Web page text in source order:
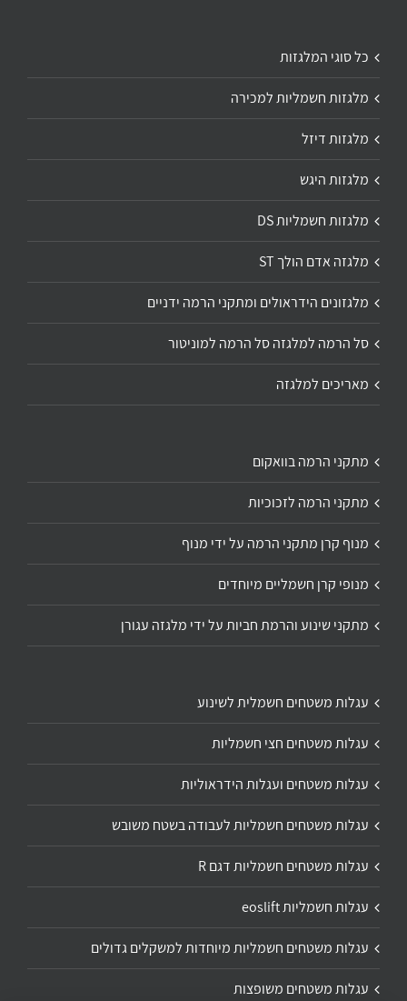
כל סוגי המלגזות
מלגזות חשמליות למכירה
מלגזות דיזל
מלגזות היגש
מלגזות חשמליות DS
מלגזה אדם הולך ST
מלגזונים הידראולים ומתקני הרמה ידניים
סל הרמה למלגזה סל הרמה למוניטור
מאריכים למלגזה
מתקני הרמה בוואקום
מתקני הרמה לזכוכיות
מנוף קרן מתקני הרמה על ידי מנוף
מנופי קרן חשמליים מיוחדים
מתקני שינוע והרמת חביות על ידי מלגזה עגורן
עגלות משטחים חשמלית לשינוע
עגלות משטחים חצי חשמליות
עגלות משטחים ועגלות הידראוליות
עגלות משטחים חשמליות לעבודה בשטח משובש
עגלות משטחים חשמליות דגם R
עגלות חשמליות eoslift
עגלות משטחים חשמליות מיוחדות למשקלים גדולים
עגלות משטחים משופצות